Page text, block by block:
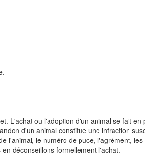
L'achat ou l'adoption d'un animal se fait
d'un animal constitue une infraction
l'animal, le numéro de puce, l'agrément,
déconseillons formellement l'achat.